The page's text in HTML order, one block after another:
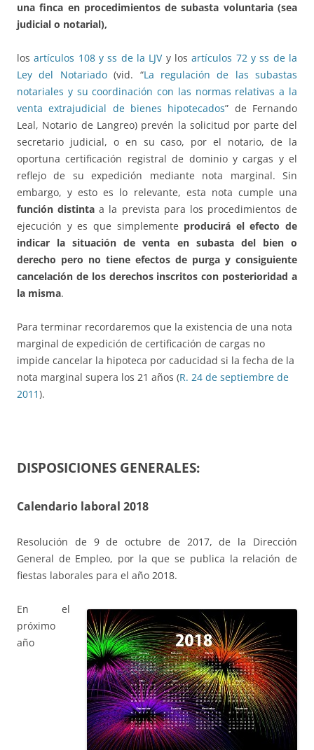
una finca en procedimientos de subasta voluntaria (sea
judicial o notarial),
losartículos 108 y ss de la LJVy losartículos 72 y ss de la
Ley del Notariado(vid. “La regulación de las subastas
notariales y su coordinación con las normas relativas a la
venta extrajudicial de bienes hipotecados” de Fernando
Leal, Notario de Langreo) prevén la solicitud por parte del
secretario judicial, o en su caso, por el notario, de la
oportuna certificación registral de dominio y cargas y el
reflejo de su expedición mediante nota marginal. Sin
embargo, y esto es lo relevante, esta nota cumple una
función distinta a la prevista para los procedimientos de
ejecución y es que simplemente producirá el efecto de
indicar la situación de venta en subasta del bien o
derecho pero no tiene efectos de purga y consiguiente
cancelación de los derechos inscritos con posterioridad a
la misma.
Para terminar recordaremos que la existencia de una nota
marginal de expedición de certificación de cargas no
impide cancelar la hipoteca por caducidad si la fecha de la
nota marginal supera los 21 años (R. 24 de septiembre de
2011).
DISPOSICIONES GENERALES:
Calendario laboral 2018
Resolución de 9 de octubre de 2017, de la Dirección
General de Empleo, por la que se publica la relación de
fiestas laborales para el año 2018.
En el
próximo
año